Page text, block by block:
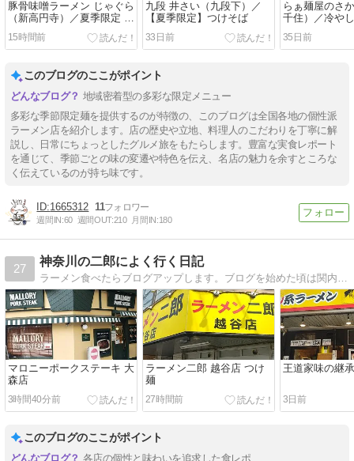
豚骨味噌ラーメン じゃぐら
（新高円寺）／夏季限定 冷
やし稲庭塩短麺＋味玉
15時間前
九段 井さい（九段下）／
【夏季限定】つけそば
33日前
らぁ麺屋のさ
千住）／冷や
～白トリュフ
＋トマトのコ
35日前
このブログのここがポイント
地域密着型の多彩な限定メニュー
多彩な季節限定麺を提供するのが特徴の、このブログは全国各地の個性派
ラーメン店を紹介します。店の歴史や立地、料理人のこだわりを丁寧に解
説し、日常にちょっとしたグルメ旅をもたらします。豊富な実食レポート
を通じて、季節ごとの味の変遷や特色を伝え、名店の魅力を余すところな
く伝えているのが持ち味です。
1665312 11
週間IN:60 週間OUT:210 月間IN:180
27
神奈川の二郎によく行く日記
ラーメン食べたらブログアップします。ブログを始めた頃は関内ばかりだったのですが、最近はちばからが多くなるような…
マロニーポークステーキ 大
森店
3時間40分前
ラーメン二郎 越谷店 つけ
麺
27時間前
王道家味の継
3日前
このブログのここがポイント
各店の個性と味わいを追求した食レポ